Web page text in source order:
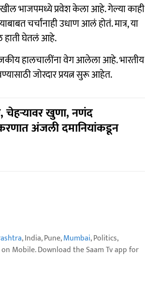
भाजपमध्ये प्रवेश केला आहे. गेल्या काही
चर्चांनाही उधाण आलं होतं. मात्र, या
हाती घेतलं आहे.
हालचालींना वेग आलेला आहे. भारतीय
जोरदार प्रयत्न सुरू आहेत.
चेहऱ्यावर खुणा, नणंद
अंजली दमानियांकडून
, India, Pune,Mumbai, Politics,
on Mobile. Download the Saam Tv app for